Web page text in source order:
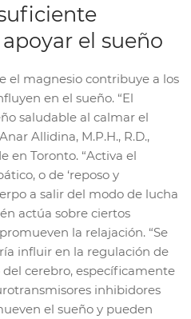
el sueño
el magnesio contribuye a los
en el sueño. “El
saludable al calmar el
Allidina, M.P.H., R.D.,
en Toronto. “Activa el
o de ‘reposo y
a salir del modo de lucha
actúa sobre ciertos
la relajación. “Se
influir en la regulación de
cerebro, específicamente
inhibidores
el sueño y pueden